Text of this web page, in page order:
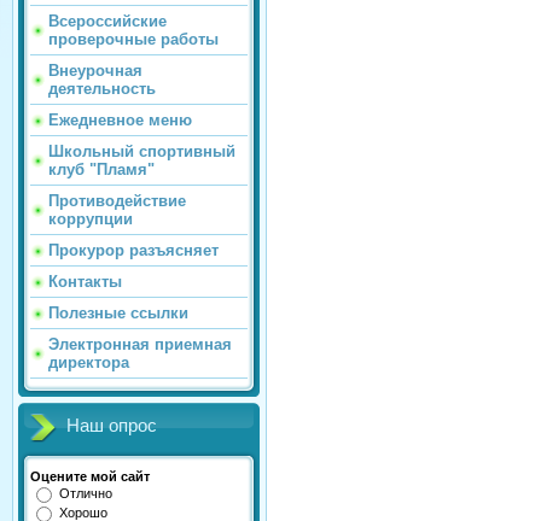
Всероссийские
проверочные работы
Внеурочная
деятельность
Ежедневное меню
Школьный спортивный
клуб "Пламя"
Противодействие
коррупции
Прокурор разъясняет
Контакты
Полезные ссылки
Электронная приемная
директора
Наш опрос
Оцените мой сайт
Отлично
Хорошо